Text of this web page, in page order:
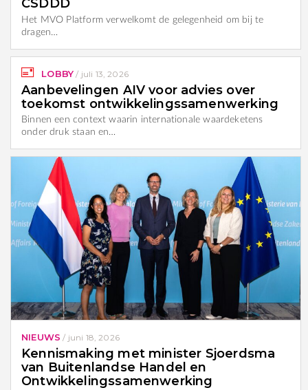
CSDDD
Het MVO Platform verwelkomt de gelegenheid om bij te
dragen…
LOBBY / juli 13, 2026
Aanbevelingen AIV voor advies over
toekomst ontwikkelingssamenwerking
Binnen een context waarin internationale waardeketens
onder druk staan en…
NIEUWS / juni 18, 2026
Kennismaking met minister Sjoerdsma
van Buitenlandse Handel en
Ontwikkelingssamenwerking